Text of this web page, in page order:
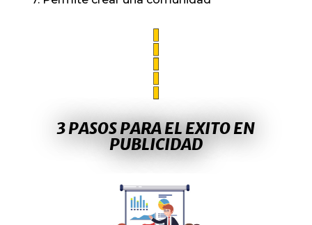
3 PASOS PARA EL EXITO EN
PUBLICIDAD